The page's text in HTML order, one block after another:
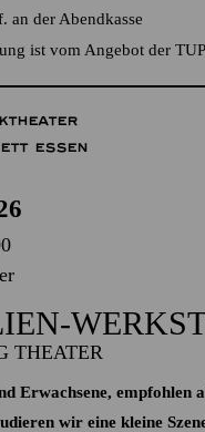
an der Abendkasse
ist vom Angebot der
ESSEN
THEATER
Erwachsene, empfohlen
wir eine kleine